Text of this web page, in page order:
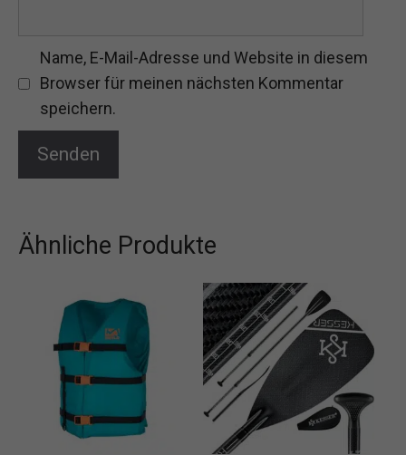
Name, E-Mail-Adresse und Website in diesem
Browser für meinen nächsten Kommentar
speichern.
Ähnliche Produkte